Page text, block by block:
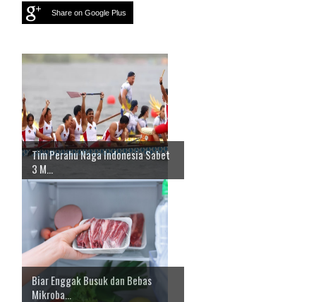
Share on Google Plus
Tim Perahu Naga Indonesia Sabet
3 M...
Biar Enggak Busuk dan Bebas
Mikroba...